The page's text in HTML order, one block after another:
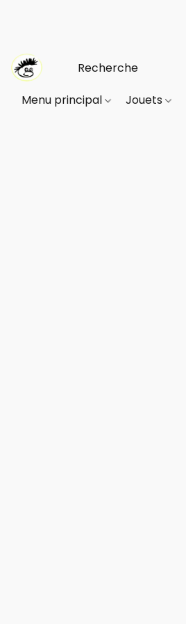
Menu principal Jouets